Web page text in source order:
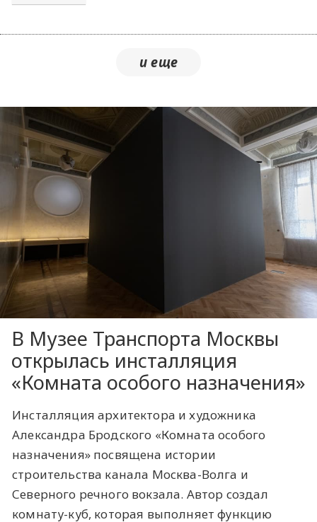
В Музее Транспорта Москвы
открылась инсталляция
«Комната особого назначения»
Инсталляция архитектора и художника
Александра Бродского «Комната особого
назначения» посвящена истории
строительства канала Москва-Волга и
Северного речного вокзала. Автор создал
комнату-куб, которая выполняет функцию